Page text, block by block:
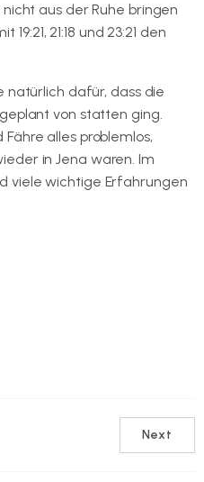
aus der Ruhe bringen
21:18 und 23:21 den
natürlich dafür, dass die
von statten ging.
alles problemlos,
in Jena waren. Im
viele wichtige Erfahrungen
Next